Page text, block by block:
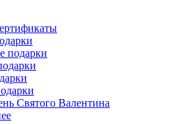
подарки
Святого Валентина